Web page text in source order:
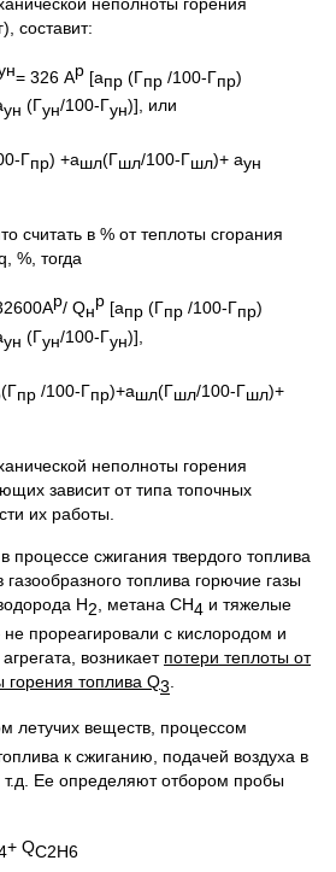
составит:
= 326 Ар [aпр (Гпр /100-Гпр)
ун (Гун/100-Гун)], или
Гпр) +aшл(Гшл/100-Гшл)+ aун
считать в % от теплоты сгорания
%, тогда
р/ Qн
р [aпр (Гпр /100-Гпр)
ун (Гун/100-Гун)],
(Гпр /100-Гпр)+aшл(Гшл/100-Гшл)+
неполноты горения
зависит от типа топочных
их работы.
процессе сжигания твердого топлива
топлива горючие газы
Н2 , метана СН4 и тяжелые
прореагировали с кислородом и
возникает потери теплоты от
горения топлива Q3
летучих веществ, процессом
к сжиганию, подачей воздуха в
т.д. Ее определяют отбором пробы
+ QС2Н6